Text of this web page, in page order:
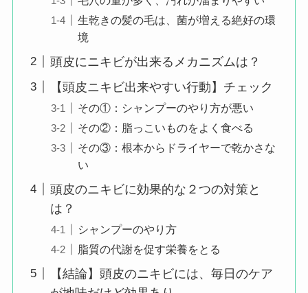
生乾きの髪の毛は、菌が増える絶好の環
境
頭皮にニキビが出来るメカニズムは？
【頭皮ニキビ出来やすい行動】チェック
その①：シャンプーのやり方が悪い
その②：脂っこいものをよく食べる
その③：根本からドライヤーで乾かさな
い
頭皮のニキビに効果的な２つの対策と
は？
シャンプーのやり方
脂質の代謝を促す栄養をとる
【結論】頭皮のニキビには、毎日のケア